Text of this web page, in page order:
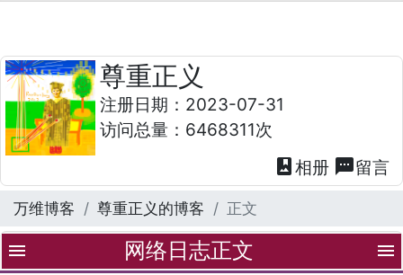
尊重正义
注册日期：2023-07-31
访问总量：6468311次
photo_album 相册 textsms留言
万维博客 尊重正义的博客 正文
menu 网络日志正文 menu